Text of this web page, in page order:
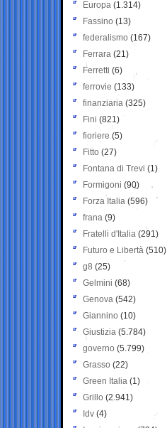
Europa (1.314)
Fassino (13)
federalismo (167)
Ferrara (21)
Ferretti (6)
ferrovie (133)
finanziaria (325)
Fini (821)
fioriere (5)
Fitto (27)
Fontana di Trevi (1)
Formigoni (90)
Forza Italia (596)
frana (9)
Fratelli d'Italia (291)
Futuro e Libertà (510)
g8 (25)
Gelmini (68)
Genova (542)
Giannino (10)
Giustizia (5.784)
governo (5.799)
Grasso (22)
Green Italia (1)
Grillo (2.941)
Idv (4)